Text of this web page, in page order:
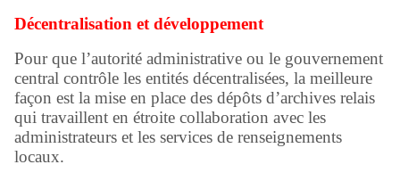
Décentralisation et développement
Pour que l’autorité administrative ou le gouvernement
central contrôle les entités décentralisées, la meilleure
façon est la mise en place des dépôts d’archives relais
qui travaillent en étroite collaboration avec les
administrateurs et les services de renseignements
locaux.